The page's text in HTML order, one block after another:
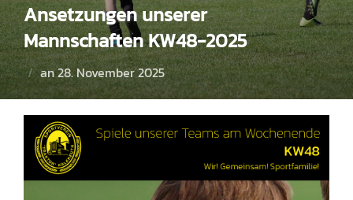
Ansetzungen unserer
Mannschaften KW48-2025
anVeröffentlicht
am
28. November 2025